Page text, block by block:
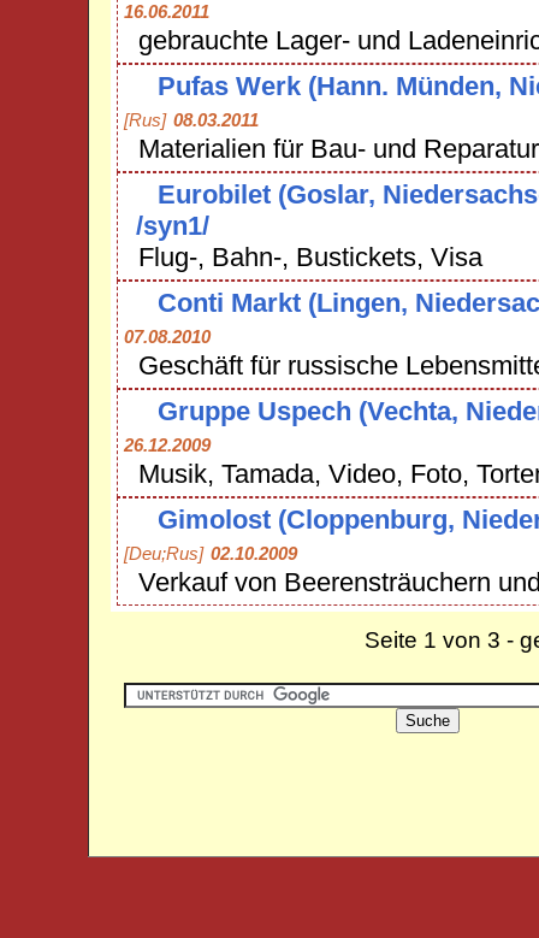
16.06.2011
gebrauchte Lager- und
Pufas Werk (Hann. Münden,
[Rus] 08.03.2011
Materialien für Bau- und
Eurobilet (Goslar,
/syn1/
Flug-, Bahn-, Bustickets, Visa
Conti Markt (Lingen,
07.08.2010
Geschäft für russische
Gruppe Uspech (Vechta,
26.12.2009
Musik, Tamada, Video, Foto,
Gimolost (Cloppenburg,
[Deu;Rus] 02.10.2009
Verkauf von Beerensträuchern
Seite 1 von 3 -